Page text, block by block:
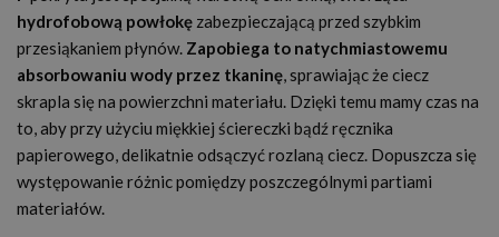
hydrofobową powłokę zabezpieczającą przed szybkim
przesiąkaniem płynów. Zapobiega to natychmiastowemu
absorbowaniu wody przez tkaninę, sprawiając że ciecz
skrapla się na powierzchni materiału. Dzięki temu mamy czas na
to, aby przy użyciu miękkiej ściereczki bądź ręcznika
papierowego, delikatnie odsączyć rozlaną ciecz. Dopuszcza się
występowanie różnic pomiędzy poszczególnymi partiami
materiałów.